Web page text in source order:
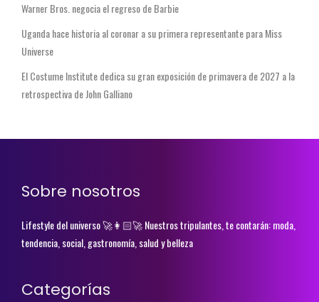
Warner Bros. negocia el regreso de Barbie
Uganda hace historia al coronar a su primera representante para Miss
Universe
El Costume Institute dedica su gran exposición de primavera de 2027 a la
retrospectiva de John Galliano
Sobre nosotros
Lifestyle del universo 🚀👩🏻‍🚀 Nuestros tripulantes, te contarán: moda,
tendencia, social, gastronomía, salud y belleza
Categorías